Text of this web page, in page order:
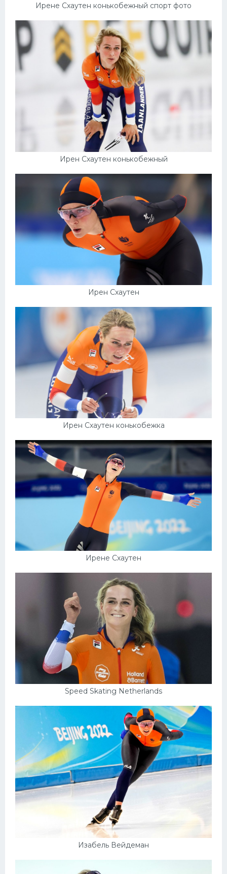
Ирене Схаутен конькобежный спорт фото
Ирен Схаутен конькобежный
Ирен Схаутен
Ирен Схаутен конькобежка
Ирене Схаутен
Speed Skating Netherlands
Изабель Вейдеман